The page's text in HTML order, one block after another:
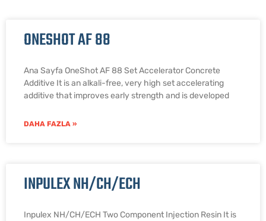
ONESHOT AF 88
Ana Sayfa OneShot AF 88 Set Accelerator Concrete
Additive It is an alkali-free, very high set accelerating
additive that improves early strength and is developed
DAHA FAZLA »
INPULEX NH/CH/ECH
Inpulex NH/CH/ECH Two Component Injection Resin It is